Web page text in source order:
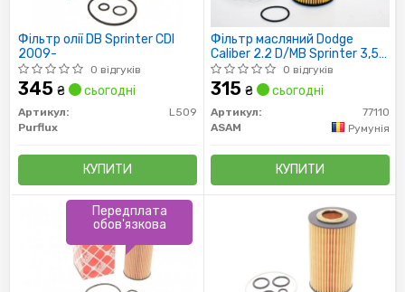
Фільтр олії DB Sprinter CDI
2009-
0 відгуків
345 ₴ сьогодні
Артикул:
L509
Purflux
КУПИТИ
Фільтр масляний Dodge
Caliber 2.2 D/MB Sprinter 3,5-
T, Vito (W447) (77110) Asam
0 відгуків
315 ₴ сьогодні
Артикул:
77110
ASAM
Румунія
КУПИТИ
Передплата
обов'язкова